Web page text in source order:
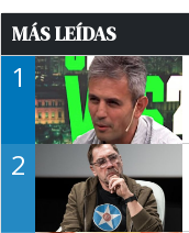
MÁS LEÍDAS
1
2